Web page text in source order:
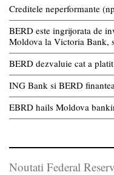
Creditele neperformante
BERD este ingrijorata de
Moldova la Victoria Bank,
BERD dezvaluie cat a
ING Bank si BERD
EBRD hails Moldova
Noutati Federal